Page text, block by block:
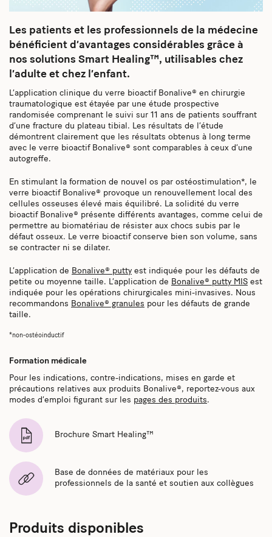
Les patients et les professionnels de la médecine
bénéficient d’avantages considérables grâce à
nos solutions Smart Healing™, utilisables chez
l’adulte et chez l’enfant.
L’application clinique du verre bioactif Bonalive® en chirurgie
traumatologique est étayée par une étude prospective
randomisée comprenant le suivi sur 11 ans de patients souffrant
d’une fracture du plateau tibial. Les résultats de l’étude
démontrent clairement que les résultats obtenus à long terme
avec le verre bioactif Bonalive® sont comparables à ceux d’une
autogreffe.
En stimulant la formation de nouvel os par ostéostimulation*, le
verre bioactif Bonalive® provoque un renouvellement local des
cellules osseuses élevé mais équilibré. La solidité du verre
bioactif Bonalive® présente différents avantages, comme celui de
permettre au biomatériau de résister aux chocs subis par le
défaut osseux. Le verre bioactif conserve bien son volume, sans
se contracter ni se dilater.
L’application de Bonalive® putty est indiquée pour les défauts de
petite ou moyenne taille. L’application de Bonalive® putty MIS est
indiquée pour les opérations chirurgicales mini-invasives. Nous
recommandons Bonalive® granules pour les défauts de grande
taille.
*non-ostéoinductif
Formation médicale
Pour les indications, contre-indications, mises en garde et
précautions relatives aux produits Bonalive®, reportez-vous aux
modes d’emploi figurant sur les pages des produits.
Brochure Smart Healing™
Base de données de matériaux pour les
professionnels de la santé et soutien aux collègues
Produits disponibles